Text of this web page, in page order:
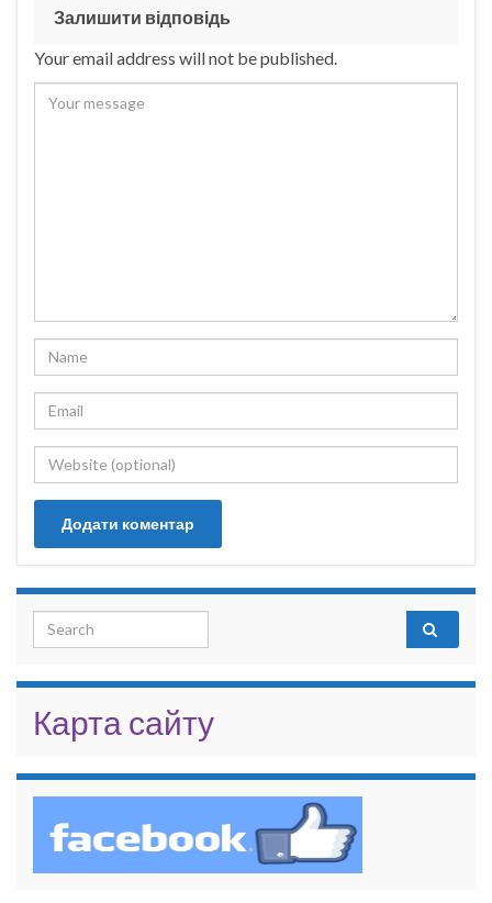
Залишити відповідь
Your email address will not be published.
Search for:
Карта сайту